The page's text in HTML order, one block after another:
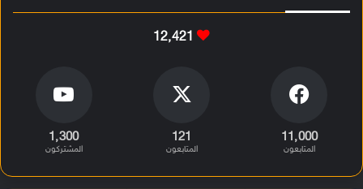
12٬421
11٬000
المتابعون
121
المتابعون
1٬300
المشتركون